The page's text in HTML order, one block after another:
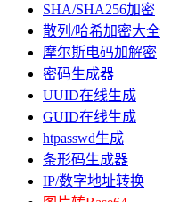
SHA/SHA256加密
散列/哈希加密大全
摩尔斯电码加解密
密码生成器
UUID在线生成
GUID在线生成
htpasswd生成
条形码生成器
IP/数字地址转换